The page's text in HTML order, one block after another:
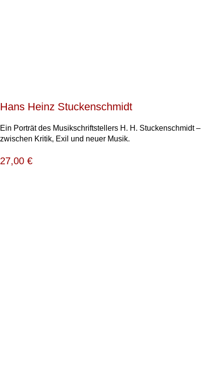
Hans Heinz Stuckenschmidt
Ein Porträt des Musikschriftstellers H. H. Stuckenschmidt –
zwischen Kritik, Exil und neuer Musik.
27,00 €